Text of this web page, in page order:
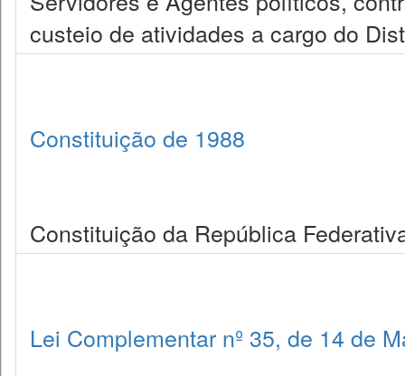
custeio de atividades a cargo do
Constituição de 1988
Constituição da República
Lei Complementar nº 35, de 14 de